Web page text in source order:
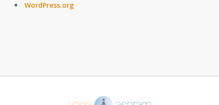
WordPress.org